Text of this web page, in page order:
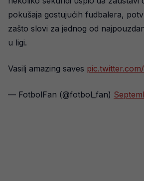
pokušaja gostujućih fudbalera,
zašto slovi za jednog od
u ligi.
Vasilj amazing saves
— FotbolFan (@fotbol_fan)